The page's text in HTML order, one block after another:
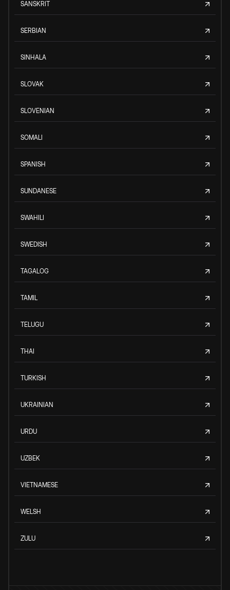
SANSKRIT
SERBIAN
SINHALA
SLOVAK
SLOVENIAN
SOMALI
SPANISH
SUNDANESE
SWAHILI
SWEDISH
TAGALOG
TAMIL
TELUGU
THAI
TURKISH
UKRAINIAN
URDU
UZBEK
VIETNAMESE
WELSH
ZULU